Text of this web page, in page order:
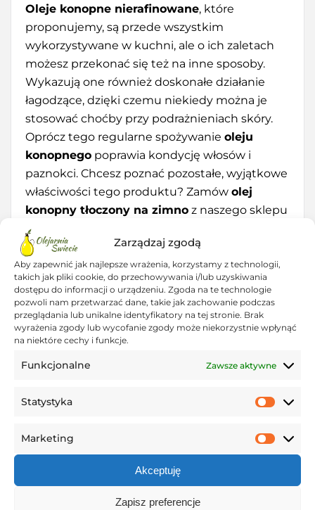
Zarządzaj zgodą
Aby zapewnić jak najlepsze wrażenia, korzystamy z technologii,
takich jak pliki cookie, do przechowywania i/lub uzyskiwania
dostępu do informacji o urządzeniu. Zgoda na te technologie
pozwoli nam przetwarzać dane, takie jak zachowanie podczas
przeglądania lub unikalne identyfikatory na tej stronie. Brak
wyrażenia zgody lub wycofanie zgody może niekorzystnie wpłynąć
na niektóre cechy i funkcje.
Funkcjonalne Zawsze aktywne
Statystyka
Marketing
Akceptuję
Zapisz preferencje
Oleje konopne nierafinowane, które
proponujemy, są przede wszystkim
wykorzystywane w kuchni, ale o ich zaletach
możesz przekonać się też na inne sposoby.
Wykazują one również doskonałe działanie
łagodzące, dzięki czemu niekiedy można je
stosować choćby przy podrażnieniach skóry.
Oprócz tego regularne spożywanie oleju
konopnego poprawia kondycję włosów i
paznokci. Chcesz poznać pozostałe, wyjątkowe
właściwości tego produktu? Zamów olej
konopny tłoczony na zimno z naszego sklepu
internetowego!
Z czym jeść olej konopny
zimnotłoczony?
Olej konopny tłoczony na zimno
ma wyrazisty smak i specyficzny aromat, który
w towarzystwie innych, równie wyrazistych
do sałatek bogatego w miód, cytrynę czy ocet
balsamiczny. Aby odnieść jak najwięcej
korzyści zdrowotnych, warto olej konopny